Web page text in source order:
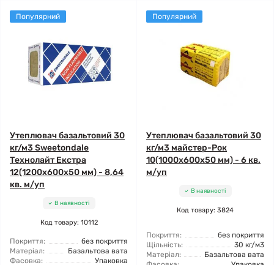
Популярний
Утеплювач базальтовий 30
кг/м3 Sweetondale
Технолайт Екстра
12(1200x600x50 мм) - 8,64
кв. м/уп
В наявності
Код товару: 10112
Покриття:
без покриття
Матеріал:
Базальтова вата
Фасовка:
Упаковка
Популярний
Утеплювач базальтовий 30
кг/м3 майстер-Рок
10(1000x600x50 мм) - 6 кв.
м/уп
В наявності
Код товару: 3824
Покриття:
без покриття
Щільність:
30 кг/м3
Матеріал:
Базальтова вата